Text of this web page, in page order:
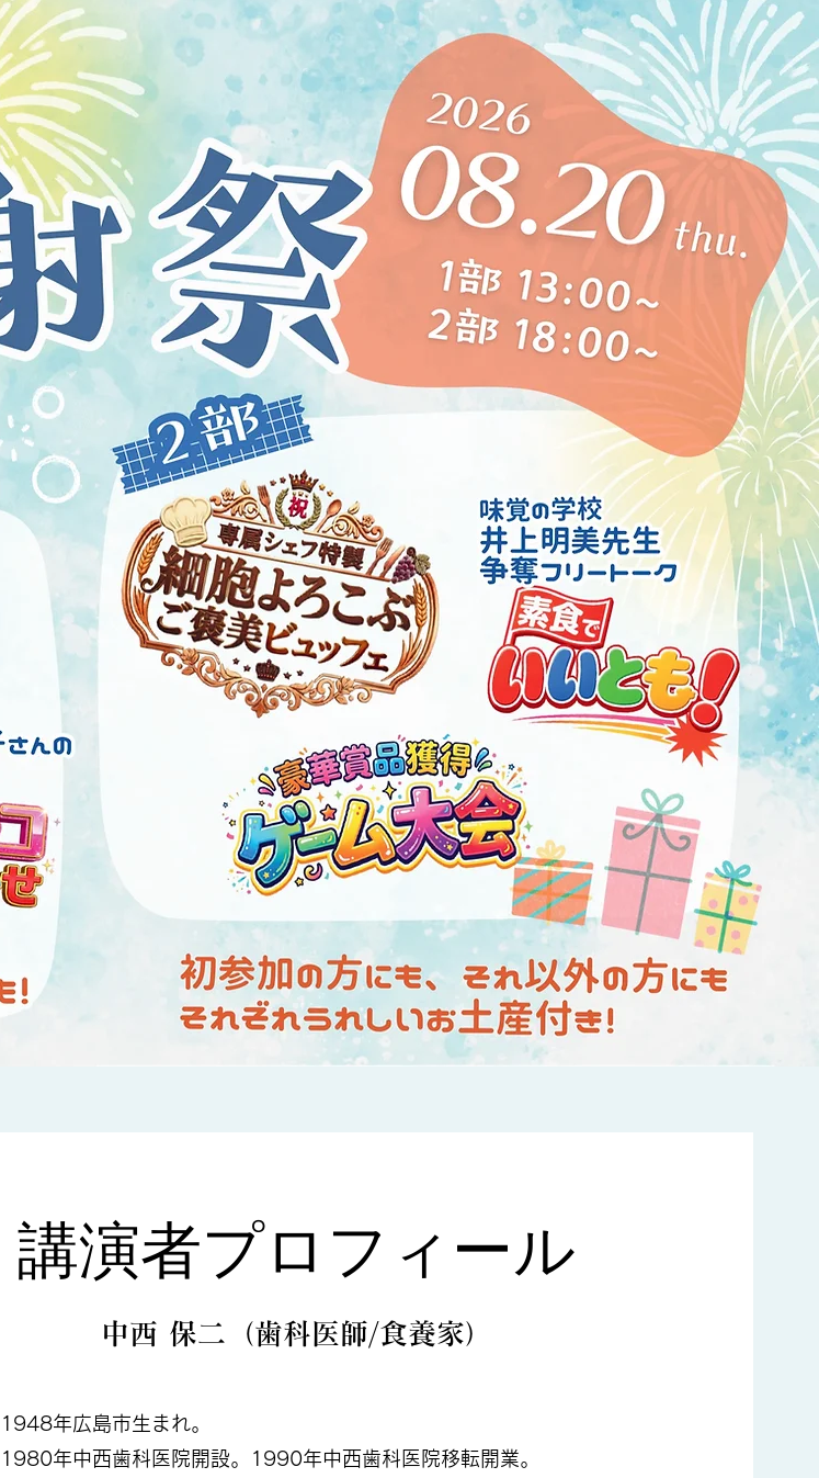
​講演者プロフィール
中西 保二 （歯科医師/食養家）
1948年広島市生まれ。
1980年中西歯科医院開設。1990年中西歯科医院移転開業。